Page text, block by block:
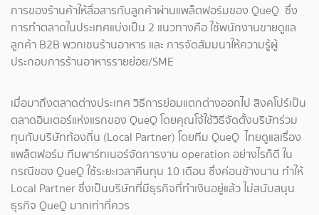
การของร้านค้าให้สื่อสารกับลูกค้าผ่านแพล็ตฟอร์มของ QueQ ซึ่ง
การทำตลาดในประเทศแบ่งเป็น 2 แนวทางคือ ใช้พนักงานขายดูแล
ลูกค้า B2B พวกเชนร้านอาหาร และ การจัดสัมมนาให้ความรู้ผู้
ประกอบการร้านอาหารรายย่อย/SME
เมื่อมาถึงตลาดต่างประเทศ วิธีการย่อมแตกต่างออกไป สิงคโปร์เป็น
ตลาดอินเตอร์แห่งแรกของ QueQ โดยคุณโจ้ใช้วิธีจัดตั้งบริษัทร่วม
ทุนกับบริษัทท้องถิ่น (Local Partner) โดยทีม QueQ ไทยดูแลเรื่อง
แพล็ตฟอร์ม ทีมพาร์ทเนอร์จัดการงาน operation อย่างไรก็ดี ใน
กรณีของ QueQ ใช้ระยะเวลาคืนทุน 10 เดือน ซึ่งค่อนข้างนาน ทำให้
Local Partner ซึ่งเป็นบริษัทที่มีธุรกิจที่ทำเงินอยู่แล้ว ไม่สนับสนุน
ธุรกิจ QueQ มากเท่าที่ควร